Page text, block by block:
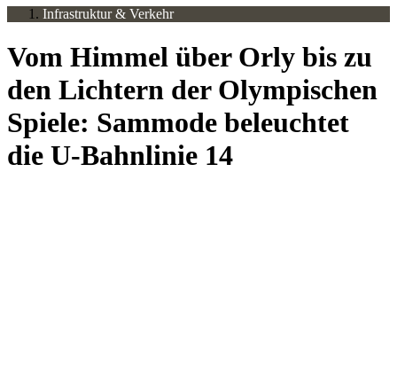
Infrastruktur & Verkehr
Vom Himmel über Orly bis zu
den Lichtern der Olympischen
Spiele: Sammode beleuchtet
die U-Bahnlinie 14